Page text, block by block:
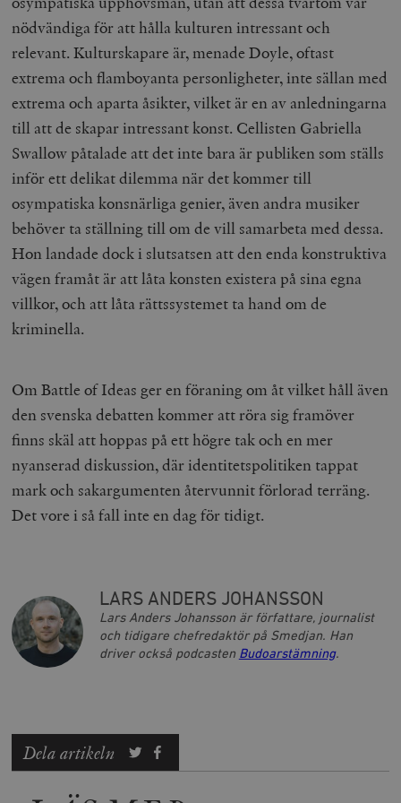
nödvändiga för att hålla kulturen intressant och
relevant. Kulturskapare är, menade Doyle, oftast
extrema och flamboyanta personligheter, inte sällan med
extrema och aparta åsikter, vilket är en av anledningarna
till att de skapar intressant konst. Cellisten Gabriella
Swallow påtalade att det inte bara är publiken som ställs
inför ett delikat dilemma när det kommer till
osympatiska konsnärliga genier, även andra musiker
behöver ta ställning till om de vill samarbeta med dessa.
Hon landade dock i slutsatsen att den enda konstruktiva
vägen framåt är att låta konsten existera på sina egna
villkor, och att låta rättssystemet ta hand om de
kriminella.
Om Battle of Ideas ger en föraning om åt vilket håll även
den svenska debatten kommer att röra sig framöver
finns skäl att hoppas på ett högre tak och en mer
nyanserad diskussion, där identitetspolitiken tappat
mark och sakargumenten återvunnit förlorad terräng.
Det vore i så fall inte en dag för tidigt.
LARS ANDERS JOHANSSON
Lars Anders Johansson är författare, journalist
och tidigare chefredaktör på Smedjan. Han
driver också podcasten Budoarstämning.
Dela artikeln
.timbro.se
Inc.
wp_woocommerce_session_[abcdef0123456789]
timbro.se
_hjAbsoluteSessionInProgress